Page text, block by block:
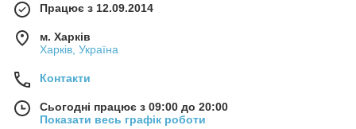
Працює з 12.09.2014
м. Харків
Харків, Україна
Контакти
Сьогодні працює з 09:00 до 20:00
Показати весь графік роботи